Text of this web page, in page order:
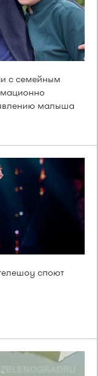
с семейным
малыша
споют